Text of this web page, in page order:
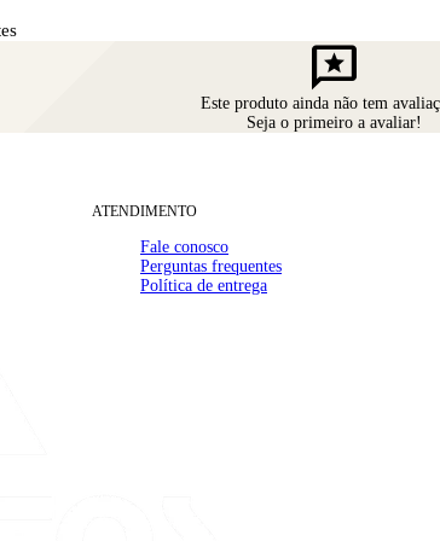
reviews
Este produto ainda não tem
Seja o primeiro a avaliar!
ATENDIMENTO
Fale conosco
Perguntas frequentes
Política de entrega